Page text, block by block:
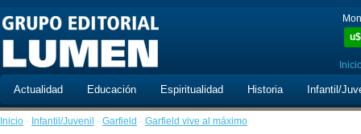
u$
Actualidad Educación Espiritualidad Historia Infantil/
Inicio · Infantil/Juvenil · Garfield · Garfield vive al máximo